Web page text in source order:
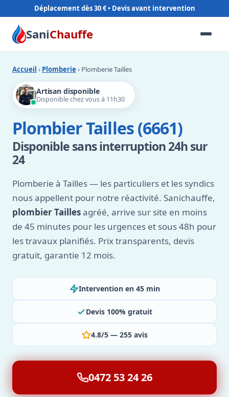
Déplacement dès 30 €
SaniChauffe
Accueil › Plomberie › Plomberie Tailles
Artisan disponible
Disponible chez vous à 11h30
Plombier Tailles (6661)
Disponible sans interruption 24h sur
24
Plomberie à Tailles — les particuliers et les syndics
nous appellent pour notre réactivité. Sanichauffe,
plombier Taillesagréé, arrive sur site en moins
de 45 minutes pour les urgences et sous 48h pour
les travaux planifiés. Prix transparents, devis
gratuit, garantie 12 mois.
Intervention en 45 min
Devis 100% gratuit
4.8/5 — 255 avis
0472 53 24 26